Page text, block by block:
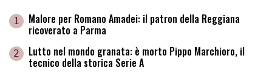
1 Malore per Romano Amadei: il patron della Reggiana
ricoverato a Parma
2 Lutto nel mondo granata: è morto Pippo Marchioro, il
tecnico della storica Serie A